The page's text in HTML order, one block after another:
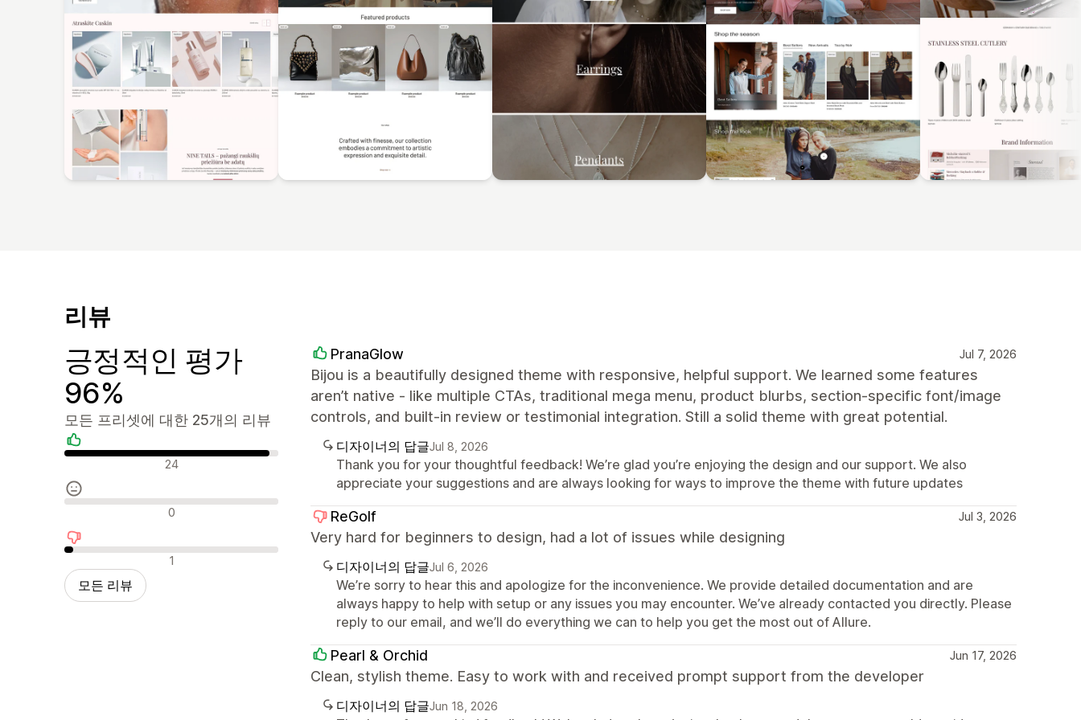
리뷰
긍정적인 평가
96%
모든 프리셋에 대한 25개의 리뷰
긍정적인 리뷰 24
중립적인 리뷰 0
부정적인 리뷰 1
모든 리뷰
PranaGlow Jul 7, 2026
Bijou is a beautifully designed theme with responsive, helpful support. We learned some features
aren’t native - like multiple CTAs, traditional mega menu, product blurbs, section‑specific font/image
controls, and built‑in review or testimonial integration. Still a solid theme with great potential.
디자이너의 답글Jul 8, 2026
Thank you for your thoughtful feedback! We’re glad you’re enjoying the design and our support. We also
appreciate your suggestions and are always looking for ways to improve the theme with future updates
ReGolf Jul 3, 2026
Very hard for beginners to design, had a lot of issues while designing
디자이너의 답글Jul 6, 2026
We’re sorry to hear this and apologize for the inconvenience. We provide detailed documentation and are
always happy to help with setup or any issues you may encounter. We’ve already contacted you directly. Please
reply to our email, and we’ll do everything we can to help you get the most out of Allure.
Pearl & Orchid Jun 17, 2026
Clean, stylish theme. Easy to work with and received prompt support from the developer
디자이너의 답글Jun 18, 2026